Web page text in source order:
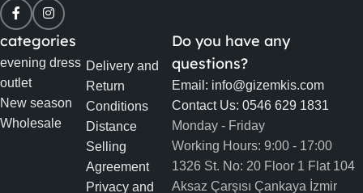
categories
evening dress
outlet
New season
Wholesale
Delivery and
Return
Conditions
Distance
Selling
Agreement
Privacy and
Do you have any
questions?
Email: info@gizemkis.com
Contact Us: 0546 629 1831
Monday - Friday
Working Hours: 9:00 - 17:00
1326 St. No: 20 Floor 1 Flat 104
Aksaz Çarşısı Çankaya İzmir